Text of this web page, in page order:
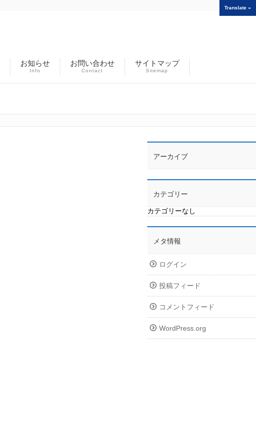
お知らせ
Info
お問い合わせ
Contact
サイトマップ
Sitemap
アーカイブ
カテゴリー
カテゴリーなし
メタ情報
ログイン
投稿フィード
コメントフィード
WordPress.org
Translate »